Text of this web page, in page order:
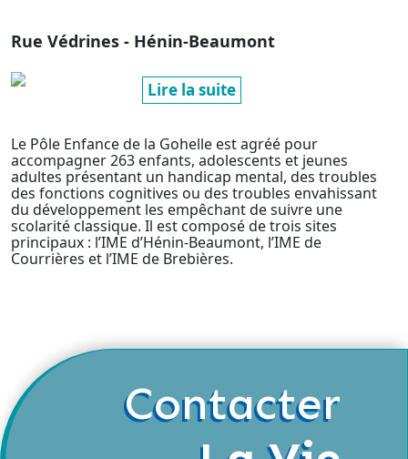
Rue Védrines - Hénin-Beaumont
Lire la suite
Le Pôle Enfance de la Gohelle est agréé pour
accompagner 263 enfants, adolescents et jeunes
adultes présentant un handicap mental, des troubles
des fonctions cognitives ou des troubles envahissant
du développement les empêchant de suivre une
scolarité classique. Il est composé de trois sites
principaux : l’IME d’Hénin-Beaumont, l’IME de
Courrières et l’IME de Brebières.
Contacter